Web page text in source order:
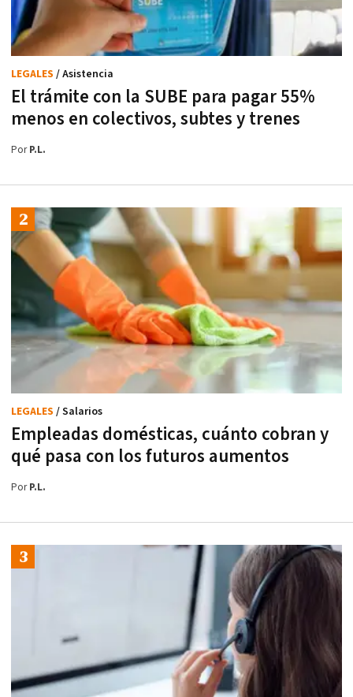
El trámite con la SUBE para pagar 55%
menos en colectivos, subtes y trenes
LEGALES / Asistencia
PorP.L.
Empleadas domésticas, cuánto cobran y
qué pasa con los futuros aumentos
LEGALES / Salarios
PorP.L.